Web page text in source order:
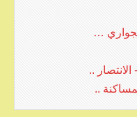
…
الانتصار ..
..